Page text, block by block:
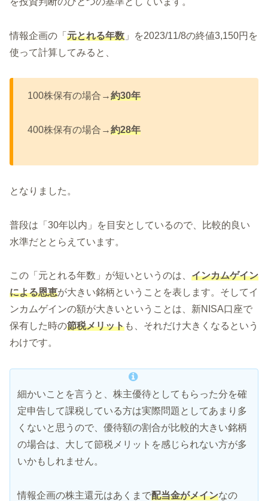
情報企画の「 元とれる年数 」を2023/11/8の終値3,150円を
使って計算してみると、
100株保有の場合→約30年
400株保有の場合→約28年
となりました。
普段は「30年以内」を目安としているので、比較的良い
水準だととらえています。
この「元とれる年数」が短いというのは、 インカムゲイン
による恩恵が大きい銘柄ということを表します。そしてイ
ンカムゲインの額が大きいということは、新NISA口座で
保有した時の節税メリットも、それだけ大きくなるという
わけです。
細かいことを言うと、株主優待としてもらった分を確
定申告して課税している方は実際問題としてあまり多
くないと思うので、優待額の割合が比較的大きい銘柄
の場合は、大して節税メリットを感じられない方が多
いかもしれません。
情報企画の株主還元はあくまで配当金がメインなの